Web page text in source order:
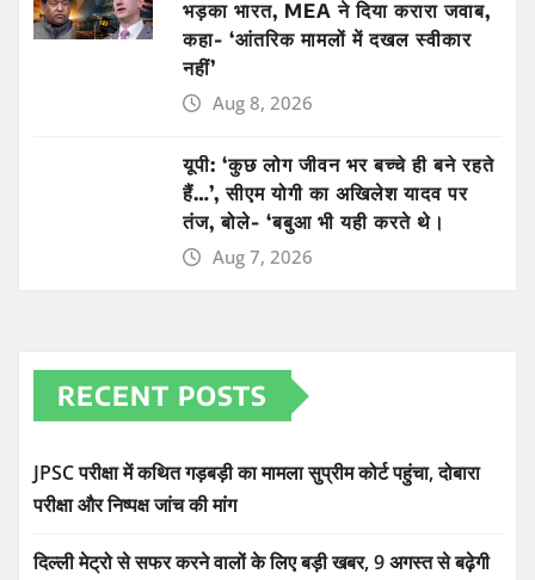
भड़का भारत, MEA ने दिया करारा जवाब,
कहा- ‘आंतरिक मामलों में दखल स्वीकार
नहीं’
Aug 8, 2026
यूपी: ‘कुछ लोग जीवन भर बच्चे ही बने रहते
हैं…’, सीएम योगी का अखिलेश यादव पर
तंज, बोले- ‘बबुआ भी यही करते थे।
Aug 7, 2026
RECENT POSTS
JPSC परीक्षा में कथित गड़बड़ी का मामला सुप्रीम कोर्ट पहुंचा, दोबारा
परीक्षा और निष्पक्ष जांच की मांग
दिल्ली मेट्रो से सफर करने वालों के लिए बड़ी खबर, 9 अगस्त से बढ़ेगी